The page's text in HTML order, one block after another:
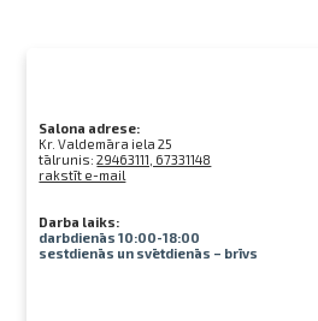
Salona adrese:
Kr. Valdemāra iela 25
tālrunis:29463111, 67331148
rakstīt e-mail
Darba laiks:
darbdienās 10:00-18:00
sestdienās un svētdienās – brīvs